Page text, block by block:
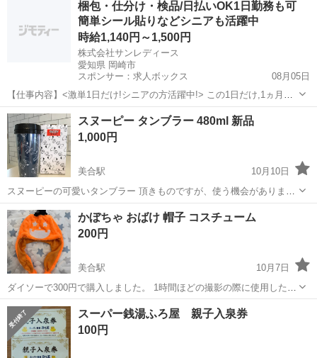
梱包・仕分け・検品/日払いOK1日勤務も可
簡単シール貼りなどシニアも活躍中
時給1,140円～1,500円
株式会社サンレディース
愛知県 岡崎市
スポンサー：求人ボックス
08月05日
【仕事内容】<激単1日だけ!シニアの方活躍中!> この1日だけ,1ヵ月間
だけ,4時間だけなど あなた優先で自由に決めれます! シニア・60代・
70代の方を 積極的に採用中 たくさんご活躍いただいてます こんなお
仕事をお願いします!...
アルバイト・パート
スヌーピー タンブラー 480ml 新品
1,000円
美合駅
10月10日
スヌーピーの可愛いタンブラー 頂きものですが、使う機会がありませ
んのでお譲りします。 箱付き、自宅にて3ヶ月ほど保管していまし
た。 ※岡崎市内、美合駅周辺まで取りに来ていただける方
愛知 岡崎市 チケット
かぼちゃ おばけ 帽子 コスチューム
200円
美合駅
10月7日
ダイソーで300円で購入しました。 1時間ほどの撮影の際に使用したの
みです。 赤ちゃんがかぶると3枚目のようになりますが、大人も十分
かぶれます。 ハロウィンパーティの時に使えそうですよ(^^) 岡崎市美
合駅周辺まで取りに...
愛知 岡崎市 美合駅 チケット かぼちゃ
スーパー銭湯ふろ屋 親子入泉券
100円